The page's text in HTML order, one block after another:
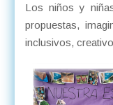
Los niños y
propuestas,
inclusivos,